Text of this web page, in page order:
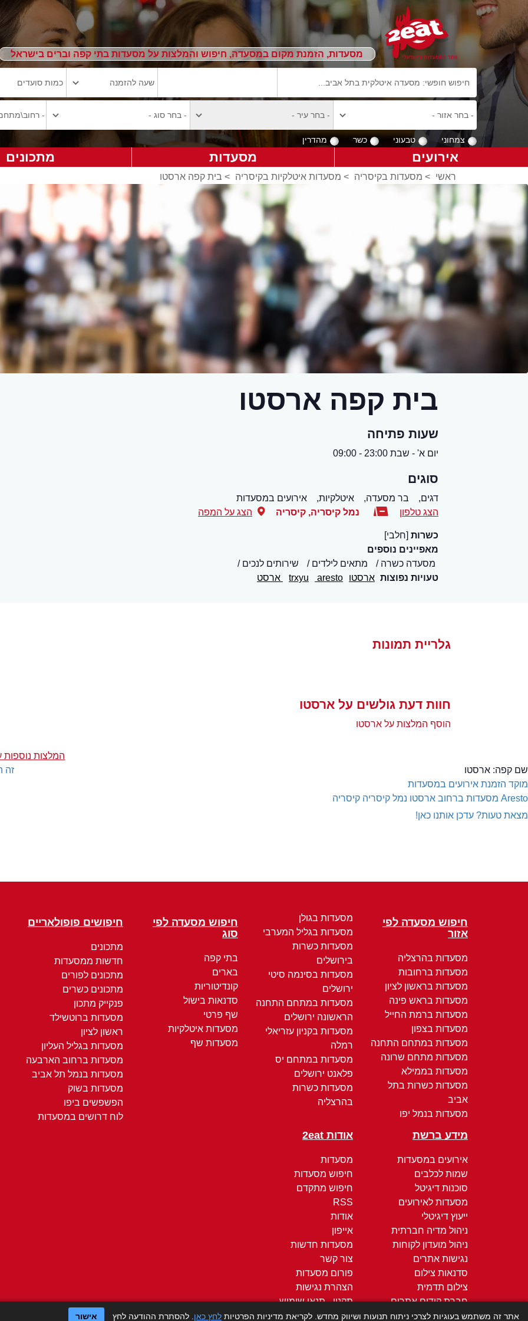
מסעדות, הזמנת מקום במסעדה, חיפוש והמלצות על מסעדות בתי קפה וברים בישראל
צמחוני טבעוני כשר מהדרין
אירועים מסעדות מתכונים
ראשי > מסעדות בקיסריה > מסעדות איטלקיות בקיסריה > בית קפה ארסטו
בית קפה ארסטו
שעות פתיחה
יום א' - שבת 23:00 - 09:00
סוגים
דגים, בר מסעדה, איטלקיות,
אירועים במסעדות
הצג טלפון
נמל קיסריה, קיסריה הצג על המפה
כשרות [חלבי]
מאפיינים נוספים
מסעדה כשרה
מתאים לילדים
שירותים לנכים
טעויות נפוצות ארסטו trxyu aresto ארסט
גלריית תמונות
חוות דעת גולשים על ארסטו
הוסף המלצות על ארסטו
המלצות נוספות
זה שם קפה: ארסטו
מוקד הזמנת אירועים במסעדות
Aresto מסעדות ברחוב ארסטו נמל קיסריה קיסריה
מצאת טעות? עדכן אותנו כאן!
חיפוש מסעדה לפי
אזור
מסעדות בהרצליה
מסעדות ברחובות
מסעדות בראשון לציון
מסעדות בראש פינה
מסעדות ברמת החייל
מסעדות בצפון
מסעדות במתחם התחנה
מסעדות מתחם שרונה
מסעדות בממילא
מסעדות כשרות בתל
אביב
מסעדות בנמל יפו
מסעדות בגולן
מסעדות בגליל המערבי
מסעדות כשרות
בירושלים
מסעדות בסינמה סיטי
ירושלים
מסעדות במתחם התחנה
הראשונה ירושלים
מסעדות בקניון עזריאלי
רמלה
מסעדות במתחם יס
פלאנט ירושלים
מסעדות כשרות
בהרצליה
חיפוש מסעדה לפי
סוג
בתי קפה
בארים
קונדיטוריות
סדנאות בישול
שף פרטי
מסעדות איטלקיות
מסעדות שף
חיפושים פופולאריים
מתכונים
חדשות ממסעדות
מתכונים לפורים
מתכונים כשרים
פנקייק מתכון
מסעדות ברוטשילד
ראשון לציון
מסעדות בגליל העליון
מסעדות ברחוב הארבעה
מסעדות בנמל תל אביב
מסעדות בשוק
הפשפשים ביפו
לוח דרושים במסעדות
מידע ברשת
אירועים במסעדות
שמות לכלבים
סוכנות דיגיטל
מסעדות לאירועים
ייעוץ דיגיטלי
ניהול מדיה חברתית
ניהול מועדון לקוחות
נגישות אתרים
סדנאות צילום
צילום תדמית
חברת קידום אתרים
קידום ממומן
אודות 2eat
מסעדות
חיפוש מסעדות
חיפוש מתקדם
RSS
אודות
אייפון
מסעדות חדשות
צור קשר
פורום מסעדות
הצהרת נגישות
תקנון - תנאי שימוש
מדיניות הפרטיות
אתר זה משתמש בעוגיות לצרכי ניתוח תנועות ושיווק מחדש. לקריאת מדיניות הפרטיות לחץ כאן . להסתרת ההודעה לחץ אישור